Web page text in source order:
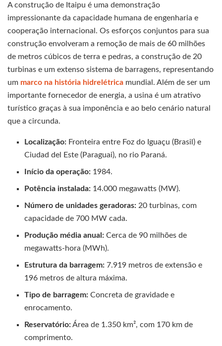
A construção de Itaipu é uma demonstração
impressionante da capacidade humana de engenharia e
cooperação internacional. Os esforços conjuntos para sua
construção envolveram a remoção de mais de 60 milhões
de metros cúbicos de terra e pedras, a construção de 20
turbinas e um extenso sistema de barragens, representando
um marco na história hidrelétrica mundial. Além de ser um
importante fornecedor de energia, a usina é um atrativo
turístico graças à sua imponência e ao belo cenário natural
que a circunda.
Localização: Fronteira entre Foz do Iguaçu (Brasil) e
Ciudad del Este (Paraguai), no rio Paraná.
Início da operação: 1984.
Potência instalada: 14.000 megawatts (MW).
Número de unidades geradoras: 20 turbinas, com
capacidade de 700 MW cada.
Produção média anual: Cerca de 90 milhões de
megawatts-hora (MWh).
Estrutura da barragem: 7.919 metros de extensão e
196 metros de altura máxima.
Tipo de barragem: Concreta de gravidade e
enrocamento.
Reservatório:Área de 1.350 km², com 170 km de
comprimento.